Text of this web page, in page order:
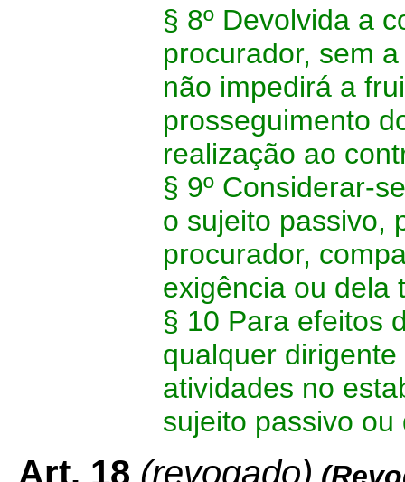
§ 8º Devolvida a
procurador, sem
não impedirá a
prosseguimento
realização ao
§ 9º Considerar-
o sujeito passivo,
procurador,
exigência ou dela
§ 10 Para efeitos
qualquer
atividades no
sujeito passivo
Art. 18 (revogado)